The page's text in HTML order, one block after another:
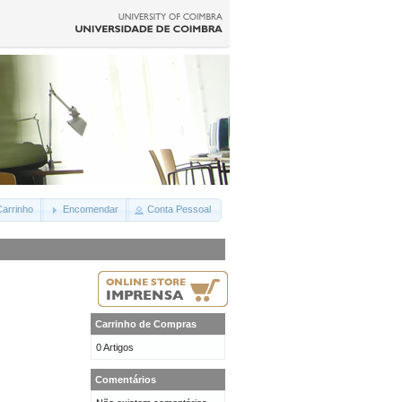
Encomendar Conta Pessoal
Carrinho de Compras
0 Artigos
Comentários